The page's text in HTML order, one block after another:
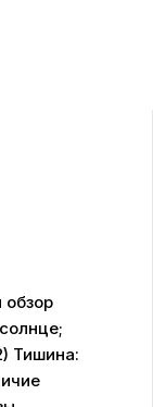
обзор
Тишина: